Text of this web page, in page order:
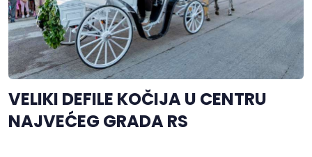
VELIKI DEFILE KOČIJA U CENTRU
NAJVEĆEG GRADA RS